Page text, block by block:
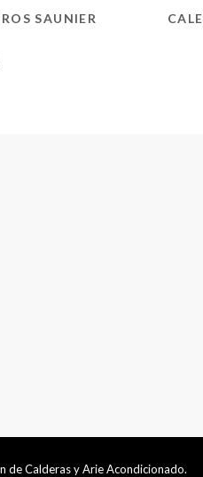
SAUNIER
de Calderas y Arie Acondicionado.